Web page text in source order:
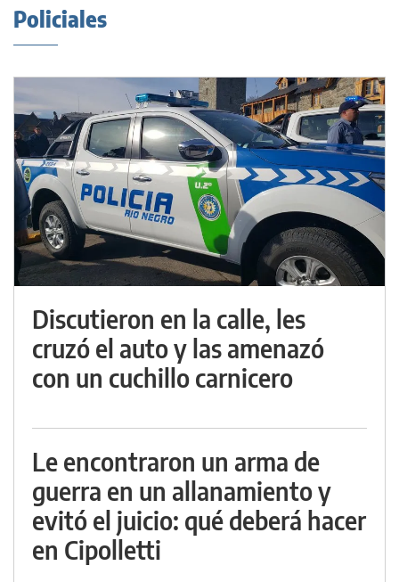
Policiales
Discutieron en la calle, les
cruzó el auto y las amenazó
con un cuchillo carnicero
Le encontraron un arma de
guerra en un allanamiento y
evitó el juicio: qué deberá hacer
en Cipolletti